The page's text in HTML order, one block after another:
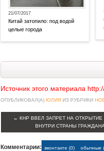
21/07/2017
Китай затопило: под водой
целые города
Источник этого материала
ОПУБЛИКОВАЛ(А) ЮЛИЯ ИЗ РУБРИКИ
← КНР ВВЕЛ ЗАПРЕТ НА
ВНУТРИ СТРАНЫ
Комментарии: вконтакте (0) обычные